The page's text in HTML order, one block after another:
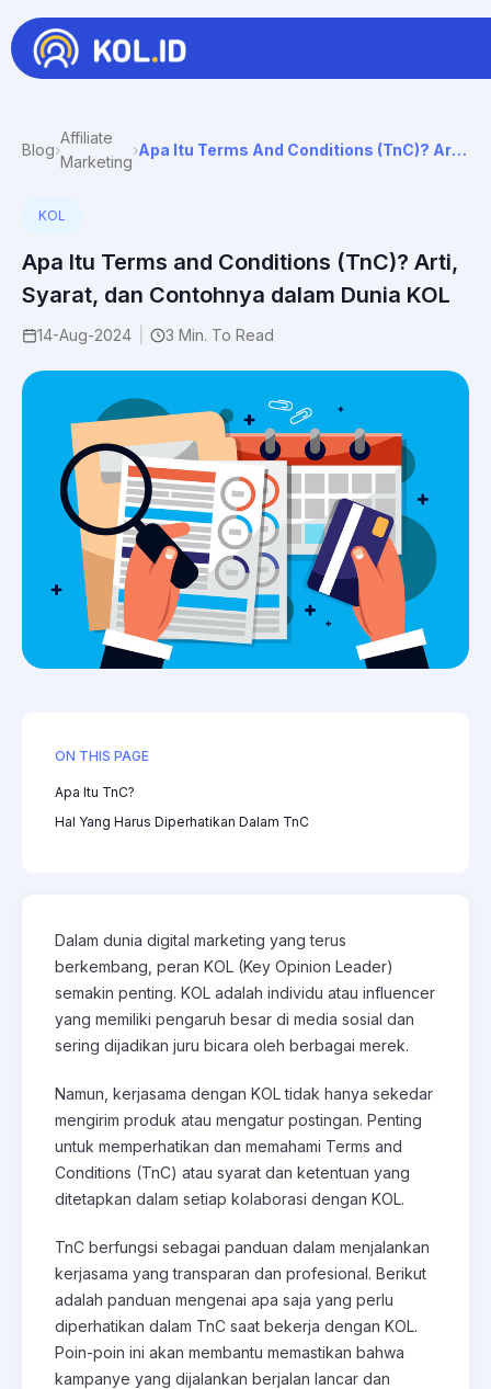
Blog›
Affiliate
Marketing
› Apa Itu Terms And Conditions (TnC)? Arti, Syarat, Dan Contohnya Dalam Dunia KOL
KOL
Apa Itu Terms and Conditions (TnC)? Arti,
Syarat, dan Contohnya dalam Dunia KOL
14-Aug-2024 3 Min. To Read
ON THIS PAGE
Apa Itu TnC?
Hal Yang Harus Diperhatikan Dalam TnC
Dalam dunia digital marketing yang terus
berkembang, peran KOL (Key Opinion Leader)
semakin penting. KOL adalah individu atau influencer
yang memiliki pengaruh besar di media sosial dan
sering dijadikan juru bicara oleh berbagai merek.
Namun, kerjasama dengan KOL tidak hanya sekedar
mengirim produk atau mengatur postingan. Penting
untuk memperhatikan dan memahami Terms and
Conditions (TnC) atau syarat dan ketentuan yang
ditetapkan dalam setiap kolaborasi dengan KOL.
TnC berfungsi sebagai panduan dalam menjalankan
kerjasama yang transparan dan profesional. Berikut
adalah panduan mengenai apa saja yang perlu
diperhatikan dalam TnC saat bekerja dengan KOL.
Poin-poin ini akan membantu memastikan bahwa
kampanye yang dijalankan berjalan lancar dan